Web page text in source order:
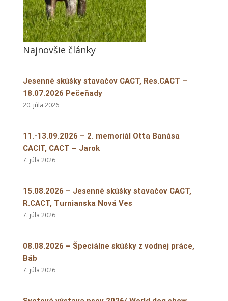
Najnovšie články
Jesenné skúšky stavačov CACT, Res.CACT –
18.07.2026 Pečeňady
20. júla 2026
11.-13.09.2026 – 2. memoriál Otta Banása
CACIT, CACT – Jarok
7. júla 2026
15.08.2026 – Jesenné skúšky stavačov CACT,
R.CACT, Turnianska Nová Ves
7. júla 2026
08.08.2026 – Špeciálne skúšky z vodnej práce,
Báb
7. júla 2026